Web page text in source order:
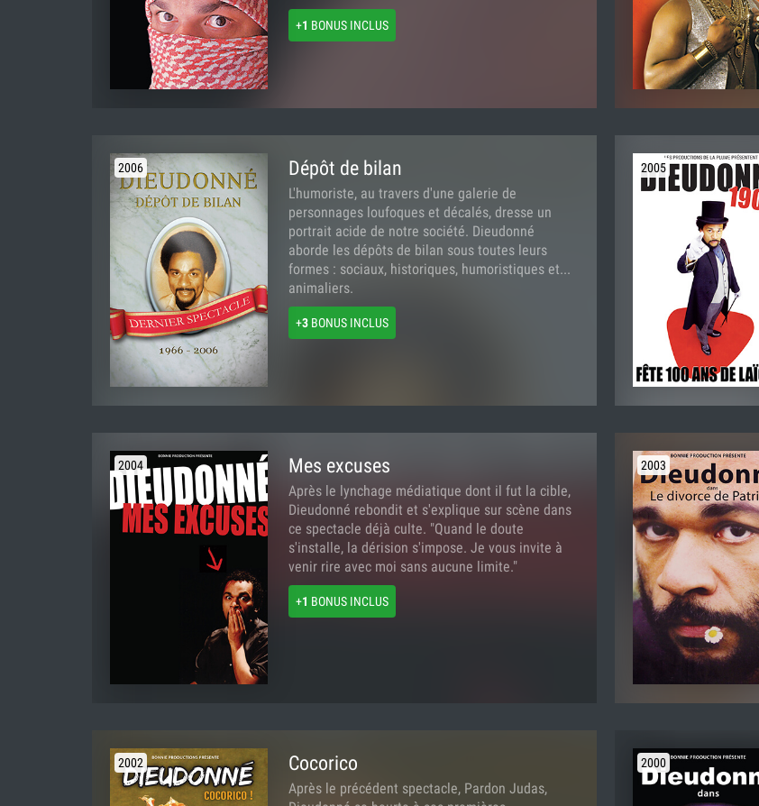
+1 BONUS INCLUS
2006 Dépôt de bilan
L'humoriste, au travers d'une galerie de
personnages loufoques et décalés, dresse un
portrait acide de notre société. Dieudonné
aborde les dépôts de bilan sous toutes leurs
formes : sociaux, historiques, humoristiques et...
animaliers.
+3 BONUS INCLUS
2005
2004 Mes excuses
Après le lynchage médiatique dont il fut la cible,
Dieudonné rebondit et s'explique sur scène dans
ce spectacle déjà culte. "Quand le doute
s'installe, la dérision s'impose. Je vous invite à
venir rire avec moi sans aucune limite."
+1 BONUS INCLUS
2003
2002 Cocorico
Après le précédent spectacle, Pardon Judas,
2000